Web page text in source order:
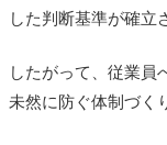
した判断基準が確立
したがって、従業員
未然に防ぐ体制づく